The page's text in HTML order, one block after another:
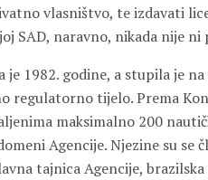
vlasništvo, te izdavati
SAD, naravno, nikada nije
1982. godine, a stupila je
regulatorno tijelo. Prema
maksimalno 200
Agencije. Njezine su se
tajnica Agencije,